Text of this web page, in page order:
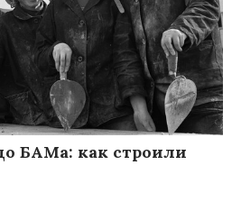
БАМа: как строили